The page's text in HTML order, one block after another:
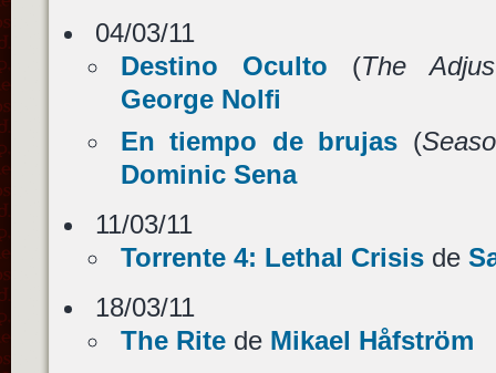
04/03/11
Destino Oculto (The
George Nolfi
En tiempo de brujas (
Dominic Sena
11/03/11
Torrente 4: Lethal Crisisde
18/03/11
The Ritede Mikael Håfström